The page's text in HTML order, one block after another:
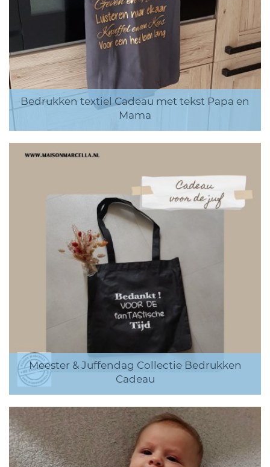
Bedrukken textiel Cadeau met tekst Papa en
Mama
Meester & Juffendag Collectie Bedrukken
Cadeau